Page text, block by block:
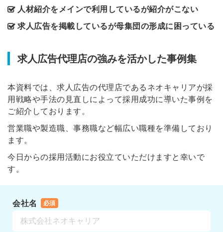
人材紹介をメインで利用しているが紹介がこない
求人広告を掲載しているが母集団の形成に困っている
求人広告代理店の強みを活かした事例集
本資料では、求人広告の代理店であるネオキャリアが採
用戦略や手法の見直しによって採用成功に導いた事例を
ご紹介しております。
営業職や製造職、事務職など幅広い職種を準備しており
ます。
今日からの採用活動にお役立ていただけますと幸いで
す。
会社名 必須